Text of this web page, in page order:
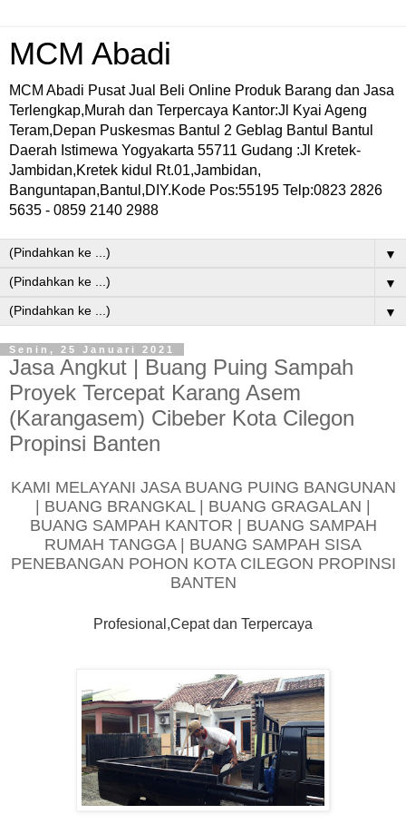
MCM Abadi
MCM Abadi Pusat Jual Beli Online Produk Barang dan Jasa
Terlengkap,Murah dan Terpercaya Kantor:Jl Kyai Ageng
Teram,Depan Puskesmas Bantul 2 Geblag Bantul Bantul
Daerah Istimewa Yogyakarta 55711 Gudang :Jl Kretek-
Jambidan,Kretek kidul Rt.01,Jambidan,
Banguntapan,Bantul,DIY.Kode Pos:55195 Telp:0823 2826
5635 - 0859 2140 2988
▼
▼
▼
Senin, 25 Januari 2021
Jasa Angkut | Buang Puing Sampah
Proyek Tercepat Karang Asem
(Karangasem) Cibeber Kota Cilegon
Propinsi Banten
KAMI MELAYANI JASA BUANG PUING BANGUNAN
| BUANG BRANGKAL | BUANG GRAGALAN |
BUANG SAMPAH KANTOR | BUANG SAMPAH
RUMAH TANGGA | BUANG SAMPAH SISA
PENEBANGAN POHON KOTA CILEGON PROPINSI
BANTEN
Profesional,Cepat dan Terpercaya